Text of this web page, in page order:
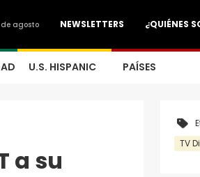
¿QUIÉNES
NEWSLETTERS
agosto
U.S. HISPANIC PAÍSES
a su
TV